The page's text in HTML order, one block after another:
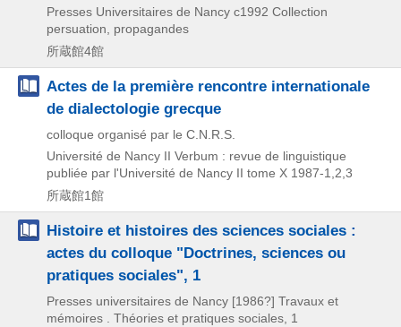
Presses Universitaires de Nancy c1992 Collection
persuation, propagandes
所蔵館4館
Actes de la première rencontre internationale
de dialectologie grecque
colloque organisé par le C.N.R.S.
Université de Nancy II Verbum : revue de linguistique
publiée par l'Université de Nancy II tome X 1987-1,2,3
所蔵館1館
Histoire et histoires des sciences sociales :
actes du colloque "Doctrines, sciences ou
pratiques sociales", 1
Presses universitaires de Nancy [1986?] Travaux et
mémoires . Théories et pratiques sociales, 1